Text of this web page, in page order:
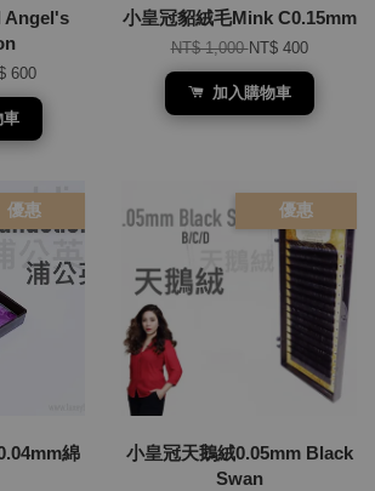
Angel's
600
車
小皇冠貂絨毛Mink C0.15mm
NT$ 1,000NT$ 400
加入購物車
優惠
綿
優惠
小皇冠天鵝絨0.05mm Black
Swan